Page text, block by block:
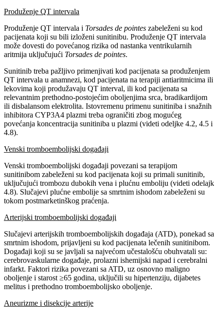
Produženje QT intervala
Produženje QT intervala i Torsades de pointes zabeleženi su kod
pacijenata koji su bili izloženi sunitinibu. Produženje QT intervala
može dovesti do povećanog rizika od nastanka ventrikularnih
aritmija uključujući Torsades de pointes.
Sunitinib treba pažljivo primenjivati kod pacijenata sa produženjem
QT intervala u anamnezi, kod pacijenata na terapiji antiaritmicima ili
lekovima koji produžavaju QT interval, ili kod pacijenata sa
relevantnim prethodno-postojećim oboljenjima srca, bradikardijom
ili disbalansom elektrolita. Istovremenu primenu sunitiniba i snažnih
inhibitora CYP3A4 plazmi treba ograničiti zbog mogućeg
povećanja koncentracija sunitiniba u plazmi (videti odeljke 4.2, 4.5 i
4.8).
Venski tromboembolijski događaji
Venski tromboembolijski događaji povezani sa terapijom
sunitinibom zabeleženi su kod pacijenata koji su primali sunitinib,
uključujući trombozu dubokih vena i plućnu emboliju (videti odelajk
4.8). Slučajevi plućne embolije sa smrtnim ishodom zabeleženi su
tokom postmarketinškog praćenja.
Arterijski tromboembolijski događaji
Slučajevi arterijskih tromboembolijskih događaja (ATD), ponekad sa
smrtnim ishodom, prijavljeni su kod pacijenata lečenih sunitinibom.
Događaji koji su se javljali sa najvećom učestalošću obuhvatali su:
cerebrovaskularne događaje, prolazni ishemijski napad i cerebralni
infarkt. Faktori rizika povezani sa ATD, uz osnovno maligno
oboljenje i starost ≥65 godina, uključili su hipertenziju, dijabetes
melitus i prethodno tromboembolijsko oboljenje.
Aneurizme i disekcije arterije